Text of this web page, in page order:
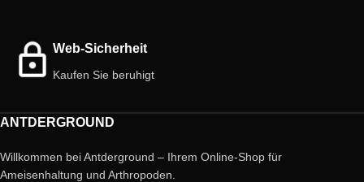
Web-Sicherheit
Kaufen Sie beruhigt
ANTDERGROUND
Willkommen bei Antderground – Ihrem Online-Shop für
Ameisenhaltung und Arthropoden.